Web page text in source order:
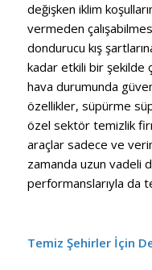
değişken iklim
vermeden
dondurucu kış
kadar etkili bir şekilde
hava durumunda
özellikler, süpürme
özel sektör temizlik
araçlar sadece ve
zamanda uzun vadeli
performanslarıyla da
Temiz Şehirler İçin